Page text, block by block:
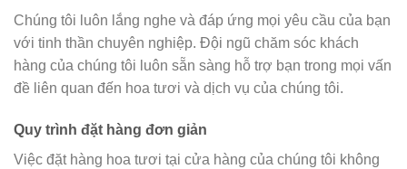
Chúng tôi luôn lắng nghe và đáp ứng mọi yêu cầu của bạn
với tinh thần chuyên nghiệp. Đội ngũ chăm sóc khách
hàng của chúng tôi luôn sẵn sàng hỗ trợ bạn trong mọi vấn
đề liên quan đến hoa tươi và dịch vụ của chúng tôi.
Quy trình đặt hàng đơn giản
Việc đặt hàng hoa tươi tại cửa hàng của chúng tôi không